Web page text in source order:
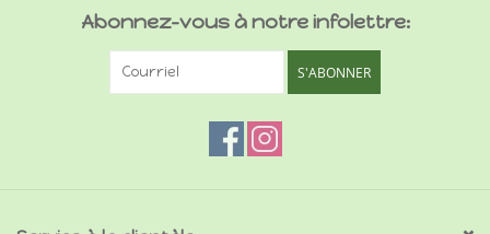
Abonnez-vous à notre infolettre:
S'ABONNER